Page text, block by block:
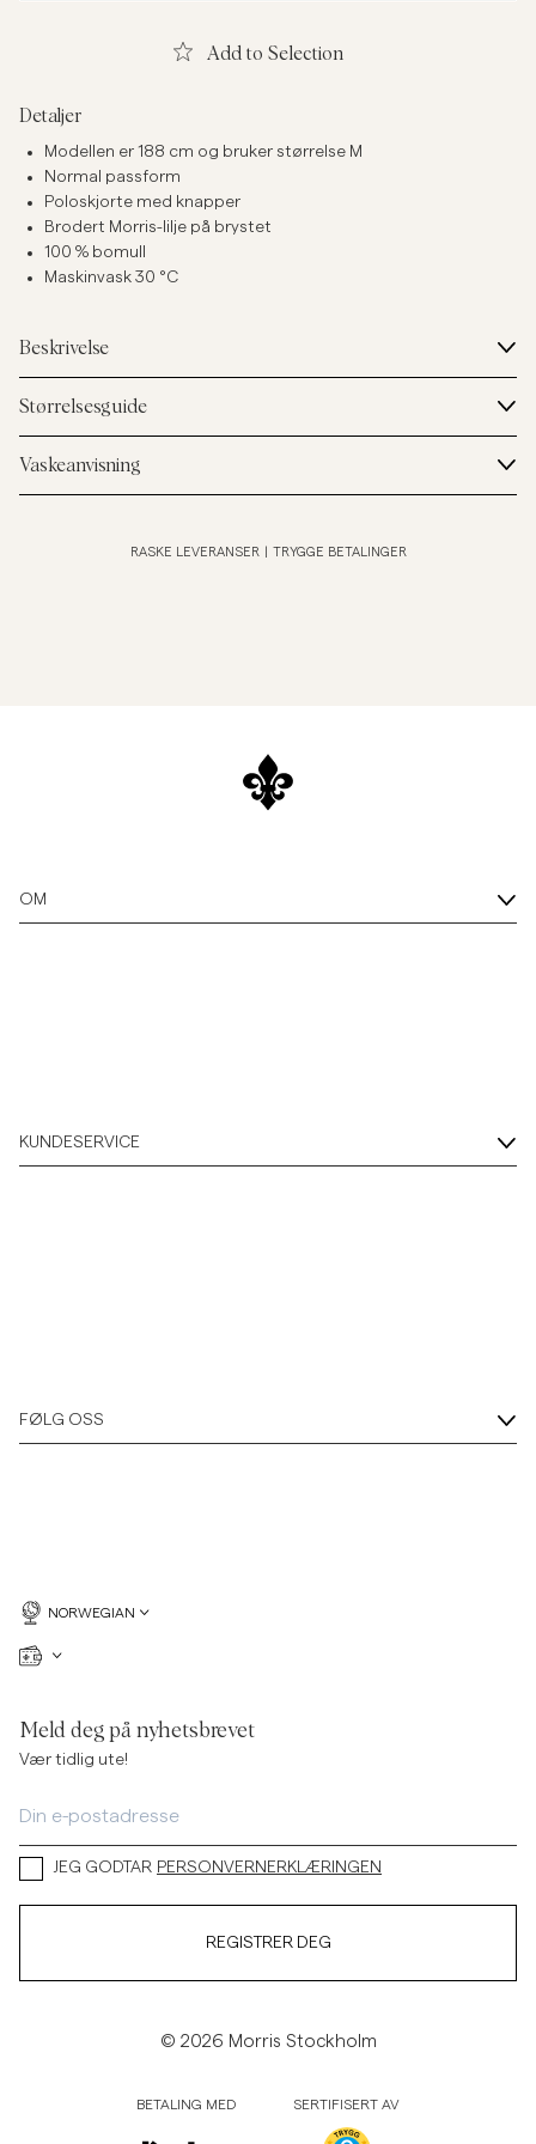
Add to Selection
Detaljer
Modellen er 188 cm og bruker størrelse M
Normal passform
Poloskjorte med knapper
Brodert Morris-lilje på brystet
100 % bomull
Maskinvask 30 °C
Beskrivelse
Størrelsesguide
Vaskeanvisning
RASKE LEVERANSER TRYGGE BETALINGER
OM
KUNDESERVICE
FØLG OSS
NORWEGIAN
Meld deg på nyhetsbrevet
Vær tidlig ute!
JEG GODTAR PERSONVERNERKLÆRINGEN
REGISTRER DEG
© 2026 Morris Stockholm
BETALING MED SERTIFISERT AV